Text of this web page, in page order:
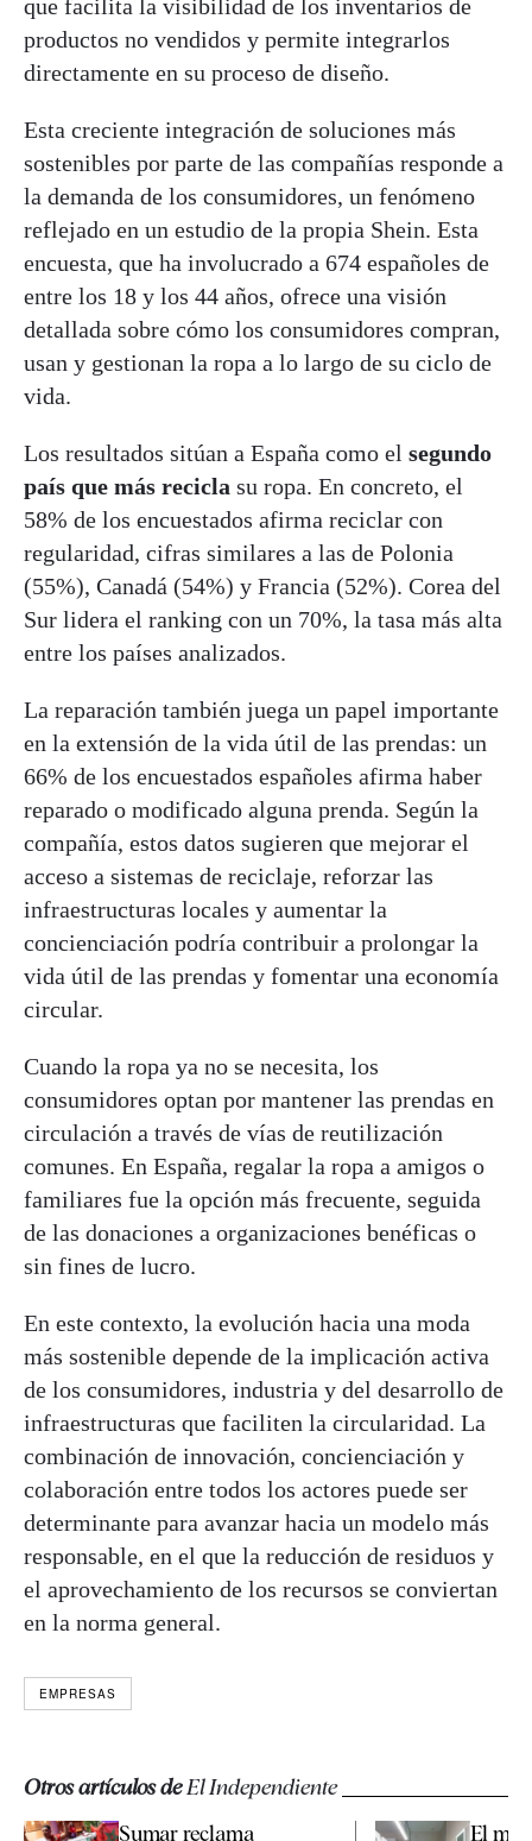
que facilita la visibilidad de los inventarios de
productos no vendidos y permite integrarlos
directamente en su proceso de diseño.
Esta creciente integración de soluciones más
sostenibles por parte de las compañías responde a
la demanda de los consumidores, un fenómeno
reflejado en un estudio de la propia Shein. Esta
encuesta, que ha involucrado a 674 españoles de
entre los 18 y los 44 años, ofrece una visión
detallada sobre cómo los consumidores compran,
usan y gestionan la ropa a lo largo de su ciclo de
vida.
Los resultados sitúan a España como el segundo
país que más recicla su ropa. En concreto, el
58% de los encuestados afirma reciclar con
regularidad, cifras similares a las de Polonia
(55%), Canadá (54%) y Francia (52%). Corea del
Sur lidera el ranking con un 70%, la tasa más alta
entre los países analizados.
La reparación también juega un papel importante
en la extensión de la vida útil de las prendas: un
66% de los encuestados españoles afirma haber
reparado o modificado alguna prenda. Según la
compañía, estos datos sugieren que mejorar el
acceso a sistemas de reciclaje, reforzar las
infraestructuras locales y aumentar la
concienciación podría contribuir a prolongar la
vida útil de las prendas y fomentar una economía
circular.
Cuando la ropa ya no se necesita, los
consumidores optan por mantener las prendas en
circulación a través de vías de reutilización
comunes. En España, regalar la ropa a amigos o
familiares fue la opción más frecuente, seguida
de las donaciones a organizaciones benéficas o
sin fines de lucro.
En este contexto, la evolución hacia una moda
más sostenible depende de la implicación activa
de los consumidores, industria y del desarrollo de
infraestructuras que faciliten la circularidad. La
combinación de innovación, concienciación y
colaboración entre todos los actores puede ser
determinante para avanzar hacia un modelo más
responsable, en el que la reducción de residuos y
el aprovechamiento de los recursos se conviertan
en la norma general.
EMPRESAS
Otros artículos deEl Independiente
Sumar reclama
El